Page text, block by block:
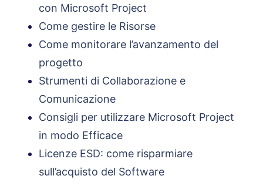
con Microsoft Project
Come gestire le Risorse
Come monitorare l’avanzamento del
progetto
Strumenti di Collaborazione e
Comunicazione
Consigli per utilizzare Microsoft Project
in modo Efficace
Licenze ESD: come risparmiare
sull’acquisto del Software